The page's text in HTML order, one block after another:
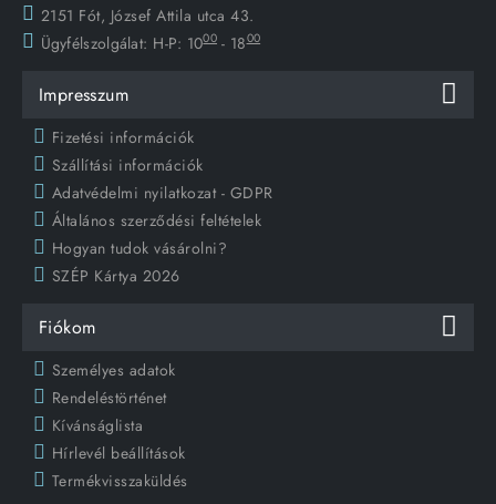
2151 Fót, József Attila utca 43.
Ügyfélszolgálat: H-P: 1000 - 1800
Impresszum
Fizetési információk
Szállítási információk
Adatvédelmi nyilatkozat - GDPR
Általános szerződési feltételek
Hogyan tudok vásárolni?
SZÉP Kártya 2026
Fiókom
Személyes adatok
Rendeléstörténet
Kívánságlista
Hírlevél beállítások
Termékvisszaküldés